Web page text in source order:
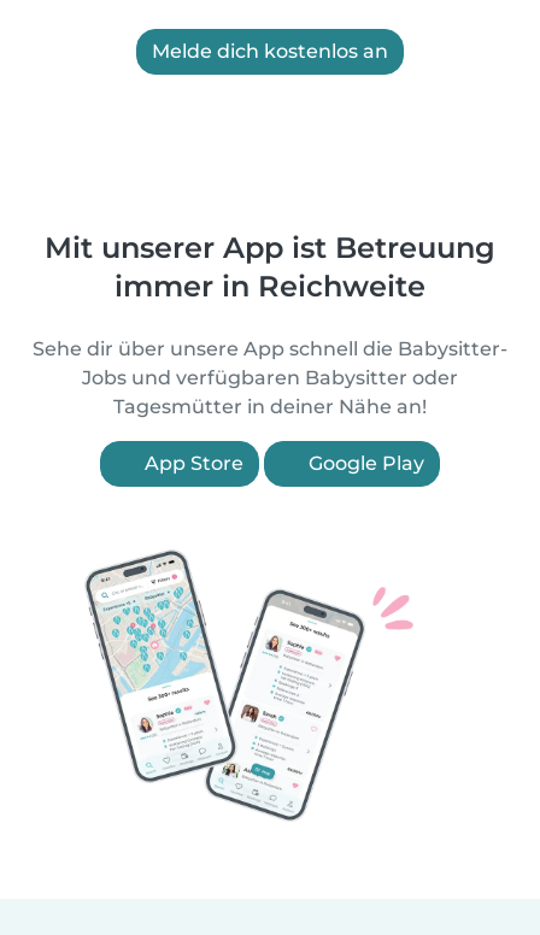
Melde dich kostenlos an
Mit unserer App ist Betreuung
immer in Reichweite
Sehe dir über unsere App schnell die Babysitter-
Jobs und verfügbaren Babysitter oder
Tagesmütter in deiner Nähe an!
App Store Google Play